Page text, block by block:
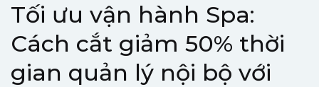
Tối ưu vận hành Spa:
Cách cắt giảm 50% thời
gian quản lý nội bộ với